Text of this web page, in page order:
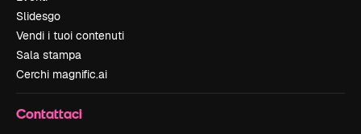
Slidesgo
Vendi i tuoi contenuti
Sala stampa
Cerchi magnific.ai
Contattaci